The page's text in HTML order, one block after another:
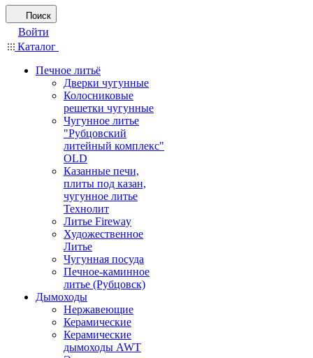
Поиск
Войти
Каталог
Печное литьё
Дверки чугунные
Колосниковые
решетки чугунные
Чугунное литье
"Рубцовский
литейный комплекс"
OLD
Казанные печи,
плиты под казан,
чугунное литье
Технолит
Литье Fireway
Художественное
Литье
Чугунная посуда
Печное-каминное
литье (Рубцовск)
Дымоходы
Нержавеющие
Керамические
Керамические
дымоходы AWT